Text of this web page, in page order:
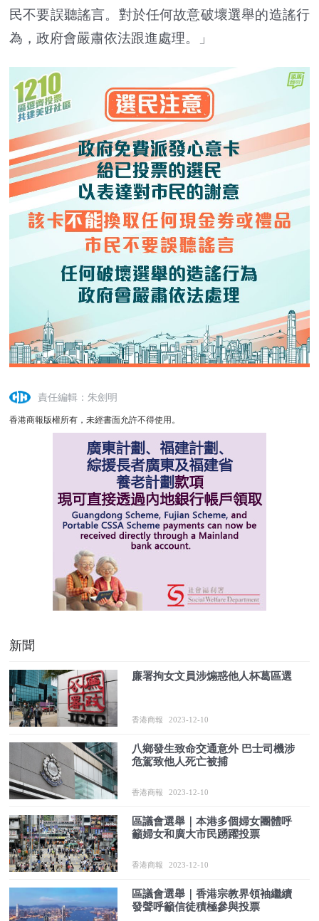
民不要誤聽謠言。對於任何故意破壞選舉的造謠行
為，政府會嚴肅依法跟進處理。」
責任編輯：朱劍明
香港商報版權所有，未經書面允許不得使用。
新聞
廉署拘女文員涉煽惑他人杯葛區選
香港商報 2023-12-10
八鄉發生致命交通意外 巴士司機涉
危駕致他人死亡被捕
香港商報 2023-12-10
區議會選舉｜本港多個婦女團體呼
籲婦女和廣大市民踴躍投票
香港商報 2023-12-10
區議會選舉｜香港宗教界領袖繼續
發聲呼籲信徒積極參與投票